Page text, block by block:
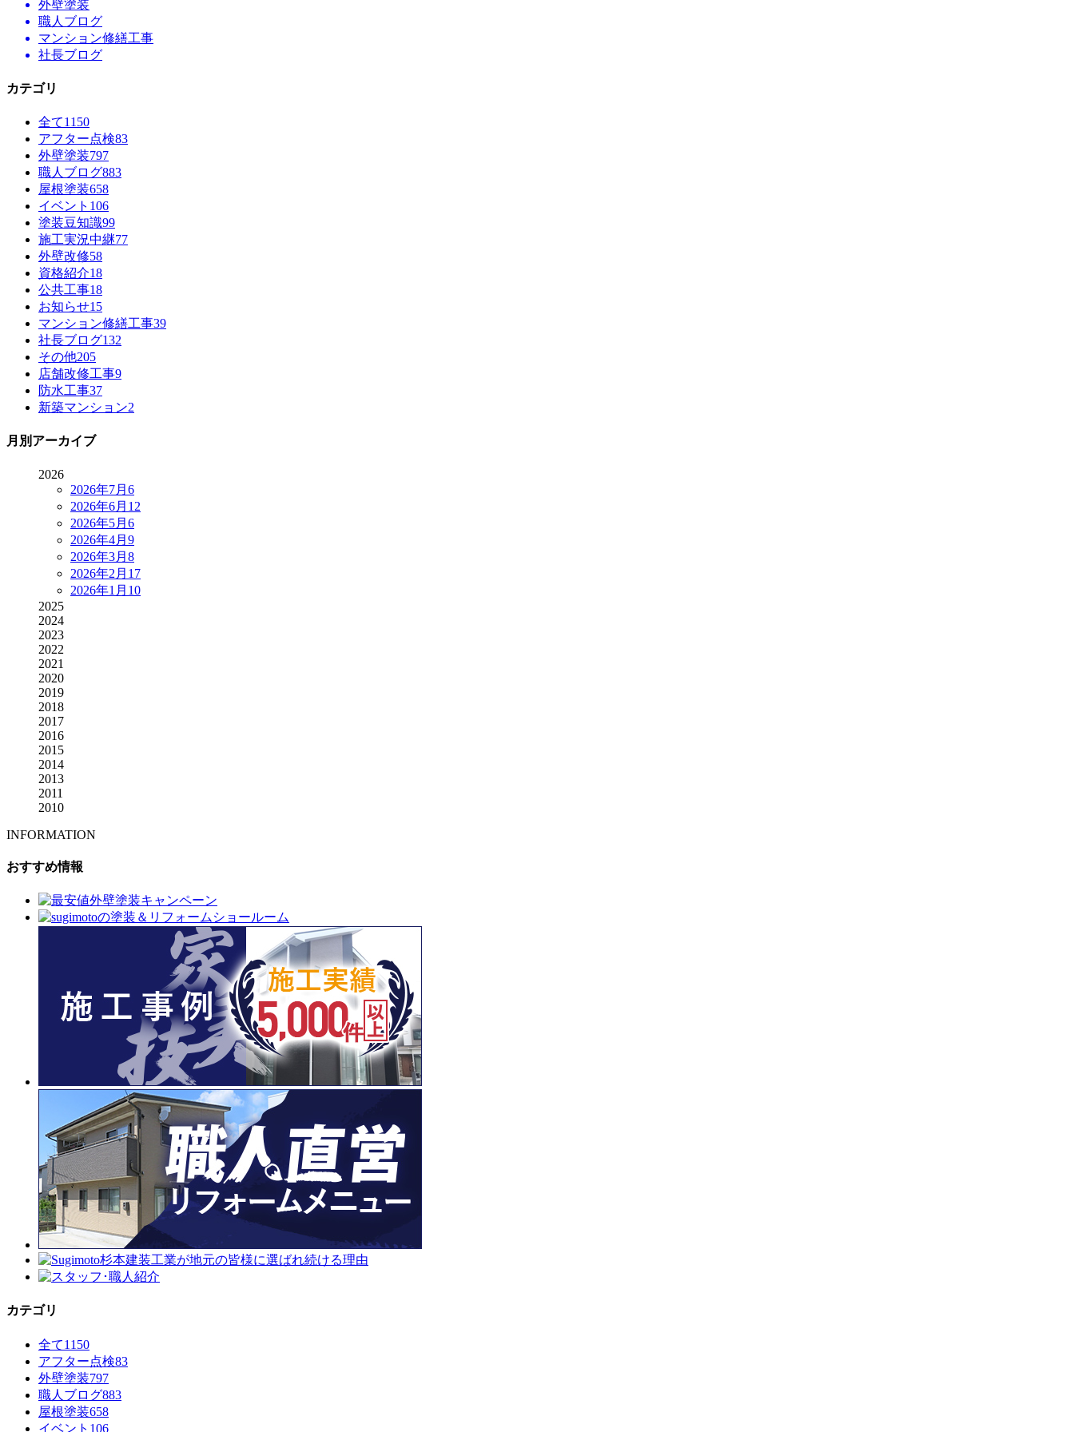
外壁塗装
職人ブログ
マンション修繕工事
社長ブログ
カテゴリ
全て1150
アフター点検83
外壁塗装797
職人ブログ883
屋根塗装658
イベント 106
塗装豆知識99
施工実況中継77
外壁改修58
資格紹介18
公共工事18
お知らせ15
マンション修繕工事39
社長ブログ132
その他205
店舗改修工事9
防水工事37
新築マンション2
月別アーカイブ
2026
2026年7月 6
2026年6月 12
2026年5月 6
2026年4月 9
2026年3月 8
2026年2月 17
2026年1月 10
2025
2024
2023
2022
2021
2020
2019
2018
2017
2016
2015
2014
2013
2011
2010
INFORMATION
おすすめ情報
カテゴリ
全て1150
アフター点検83
外壁塗装797
職人ブログ883
屋根塗装658
イベント 106